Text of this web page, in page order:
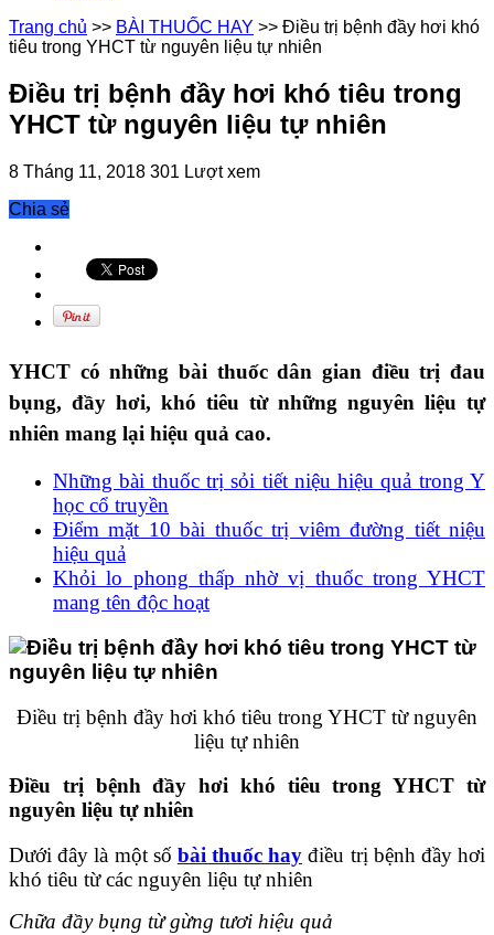
Trang chủ >> BÀI THUỐC HAY >> Điều trị bệnh đầy hơi khó
tiêu trong YHCT từ nguyên liệu tự nhiên
Điều trị bệnh đầy hơi khó tiêu trong
YHCT từ nguyên liệu tự nhiên
8 Tháng 11, 2018 301 Lượt xem
Chia sẻ
YHCT có những bài thuốc dân gian điều trị đau
bụng, đầy hơi, khó tiêu từ những nguyên liệu tự
nhiên mang lại hiệu quả cao.
Những bài thuốc trị sỏi tiết niệu hiệu quả trong Y
học cổ truyền
Điểm mặt 10 bài thuốc trị viêm đường tiết niệu
hiệu quả
Khỏi lo phong thấp nhờ vị thuốc trong YHCT
mang tên độc hoạt
Điều trị bệnh đầy hơi khó tiêu trong YHCT từ nguyên
liệu tự nhiên
Điều trị bệnh đầy hơi khó tiêu trong YHCT từ
nguyên liệu tự nhiên
Dưới đây là một số bài thuốc hay điều trị bệnh đầy hơi
khó tiêu từ các nguyên liệu tự nhiên
Chữa đầy bụng từ gừng tươi hiệu quả